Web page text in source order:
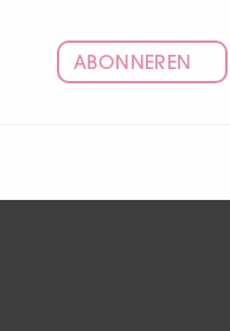
ABONNEREN